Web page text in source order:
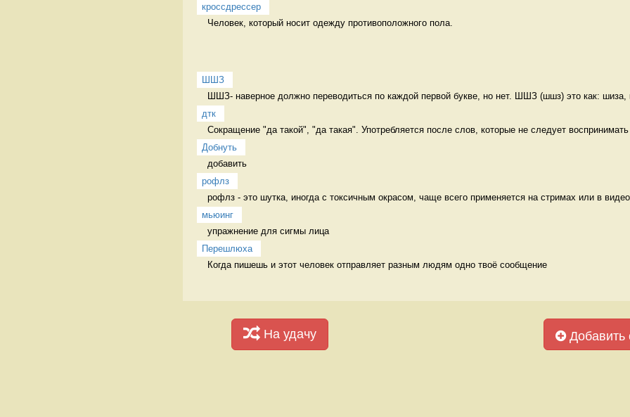
кроссдрессер
Человек, который носит одежду противоположного пола.
ШШЗ
ШШЗ- наверное должно переводиться по каждой первой букве, но нет. ШШЗ (шшз) это как: шиза,
дтк
Сокращение "да такой", "да такая". Употребляется после слов, которые не следует воспринимать
Добнуть
добавить
рофлз
рофлз - это шутка, иногда с токсичным окрасом, чаще всего применяется на стримах или в видео
мьюинг
упражнение для сигмы лица
Перешлюха
Когда пишешь и этот человек отправляет разным людям одно твоё сообщение
На удачу Добавить